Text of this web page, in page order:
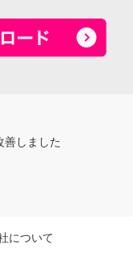
善しました
について